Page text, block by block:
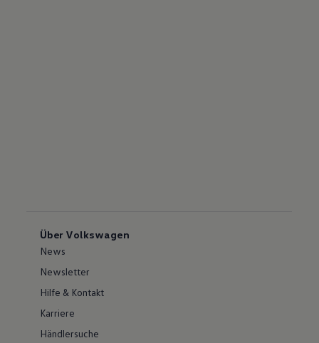
Über Volkswagen
News
Newsletter
Hilfe & Kontakt
Karriere
Händlersuche